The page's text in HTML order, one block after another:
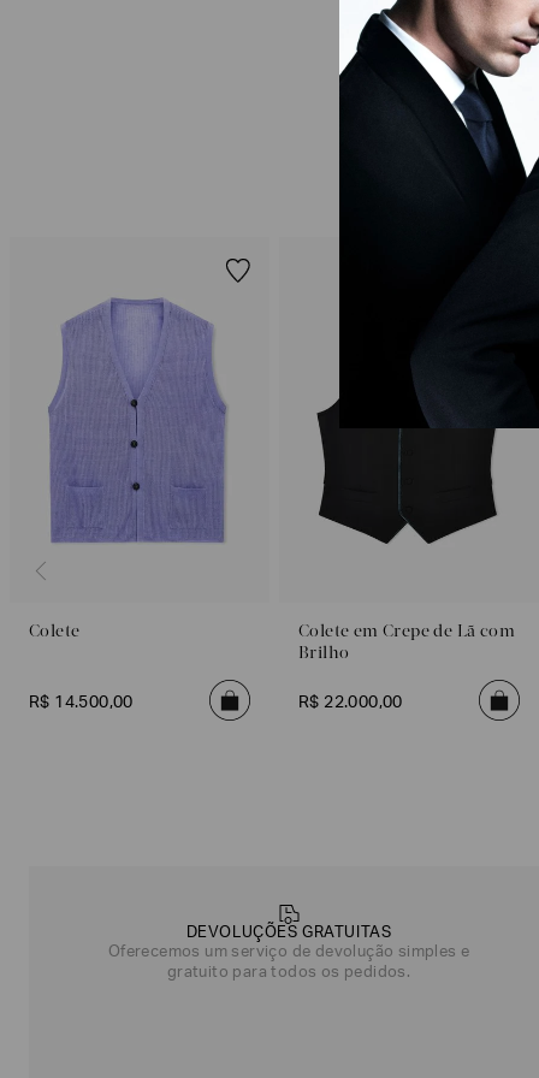
Colete
R$ 14.500,00
Colete em Crepe de Lã com
Brilho
R$ 22.000,00
DEVOLUÇÕES GRATUITAS
Oferecemos um serviço de devolução simples e
gratuito para todos os pedidos.
mais
sobre
você?